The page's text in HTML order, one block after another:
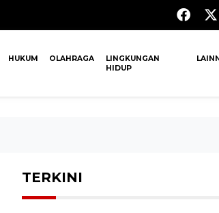
HUKUM OLAHRAGA
LINGKUNGAN
HIDUP
TERKINI